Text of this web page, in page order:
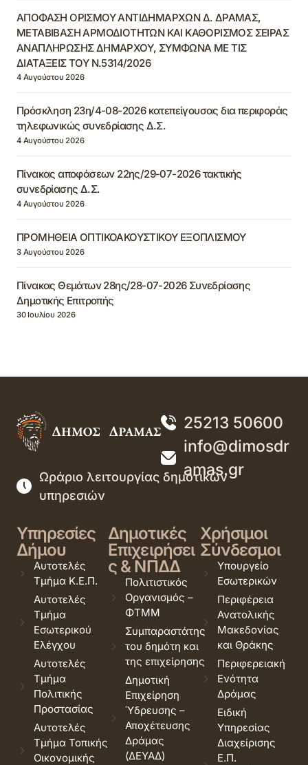
ΑΠΟΦΑΣΗ ΟΡΙΣΜΟΥ ΑΝΤΙΔΗΜΑΡΧΩΝ Δ. ΔΡΑΜΑΣ,
ΜΕΤΑΒΙΒΑΣΗ ΑΡΜΟΔΙΟΤΗΤΩΝ ΚΑΙ ΚΑΘΟΡΙΣΜΟΣ ΣΕΙΡΑΣ
ΑΝΑΠΛΗΡΩΣΗΣ ΔΗΜΑΡΧΟΥ, ΣΥΜΦΩΝΑ ΜΕ ΤΙΣ
ΔΙΑΤΑΞΕΙΣ ΤΟΥ Ν.5314/2026
4 Αυγούστου 2026
Πρόσκληση 23η/4-08-2026 κατεπείγουσας δια περιφοράς
τηλεφωνικώς συνεδρίασης Δ.Σ.
4 Αυγούστου 2026
Πίνακας αποφάσεων 22ης/29-07-2026 τακτικής
συνεδρίασης Δ.Σ.
4 Αυγούστου 2026
ΠΡΟΜΗΘΕΙΑ ΟΠΤΙΚΟΑΚΟΥΣΤΙΚΟΥ ΕΞΟΠΛΙΣΜΟΥ
3 Αυγούστου 2026
Πίνακας Θεμάτων 28ης/28-07-2026 Συνεδρίασης
Δημοτικής Επιτροπής
30 Ιουλίου 2026
25213 50600
info@dimosdr
amas.gr
Ωράριο λειτουργίας δημοτικών
υπηρεσιών
Υπηρεσίες
Δήμου
Αυτοτελές
Τμήμα Κ.Ε.Π.
Αυτοτελές
Τμήμα
Εσωτερικού
Ελέγχου
Αυτοτελές
Τμήμα
Πολιτικής
Προστασίας
Αυτοτελές
Τμήμα Τοπικής
Οικονομικής
Δημοτικές
Επιχειρήσει
ς & ΝΠΔΔ
Πολιτιστικός
Οργανισμός –
ΦΤΜΜ
Συμπαραστάτης
του δημότη και
της επιχείρησης
Δημοτική
Επιχείρηση
Ύδρευσης –
Αποχέτευσης
Δράμας
(ΔΕΥΑΔ)
Χρήσιμοι
Σύνδεσμοι
Υπουργείο
Εσωτερικών
Περιφέρεια
Ανατολικής
Μακεδονίας
και Θράκης
Περιφερειακή
Ενότητα
Δράμας
Ειδική
Υπηρεσίας
Διαχείρισης
Ε.Π.